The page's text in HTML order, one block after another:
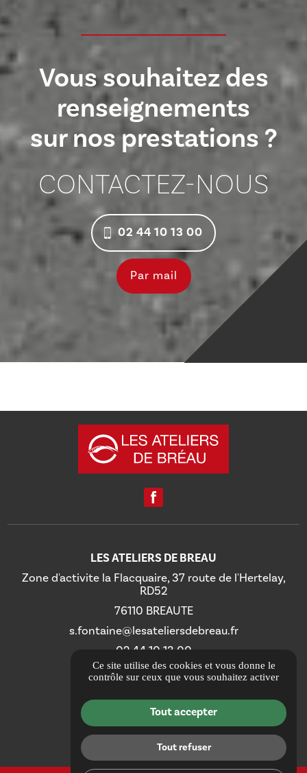
Vous souhaitez des
renseignements
sur nos prestations ?
CONTACTEZ-NOUS
02 44 10 13 00
par mail
LES ATELIERS DE BREAU
Zone d'activite la Flacquaire, 37 route de l'Hertelay,
RD52
76110 BREAUTE
s.fontaine@lesateliersdebreau.fr
02 44 10 13 00
Itinéraire
Informations complémentaires
Mentions légales
Politique de confidentialité
Ce site utilise des cookies et vous donne le
contrôle sur ceux que vous souhaitez activer
Tout accepter
Tout refuser